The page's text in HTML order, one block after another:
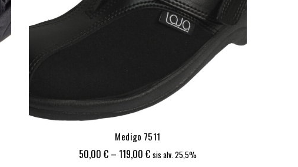
Medigo 7511
50,00 € – 119,00 €Hintaluokka:
sis alv. 25,5%